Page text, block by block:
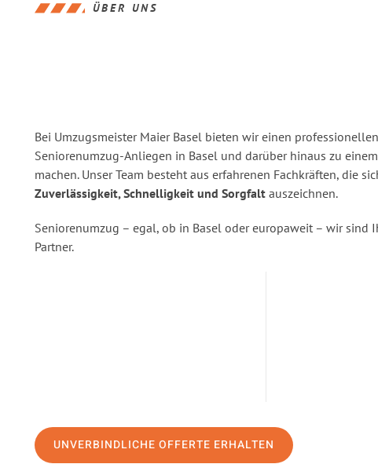
ÜBER UNS
Bei Umzugsmeister Maier Basel bieten wir einen
Seniorenumzug-Anliegen in Basel und darüber hinaus zu
machen. Unser Team besteht aus erfahrenen Fachkräften, die
Zuverlässigkeit, Schnelligkeit und Sorgfalt auszeichnen.
Seniorenumzug – egal, ob in Basel oder europaweit – wir sind
Partner.
UNVERBINDLICHE OFFERTE ERHALTEN